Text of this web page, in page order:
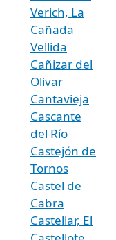
Verich, La
Cañada
Vellida
Cañizar del
Olivar
Cantavieja
Cascante
del Río
Castejón de
Tornos
Castel de
Cabra
Castellar, El